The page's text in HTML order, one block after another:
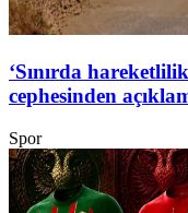
‘Sınırda
cephesinden
Spor